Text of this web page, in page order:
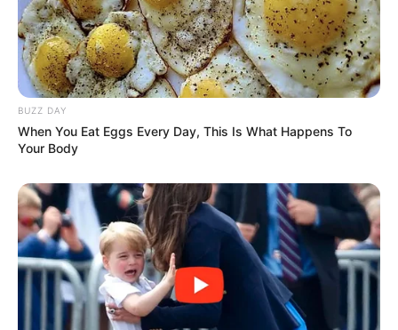
(foto: instagram/ibnuwardani)
4. Senyumnya memang manis banget, kan?
BUZZ DAY
When You Eat Eggs Every Day, This Is What Happens To
Your Body